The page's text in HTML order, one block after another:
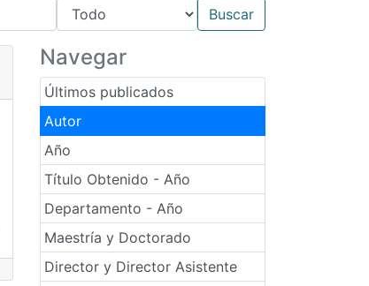
Navegar
Últimos publicados
Autor
Año
Título Obtenido - Año
Departamento - Año
Maestría y Doctorado
Director y Director Asistente